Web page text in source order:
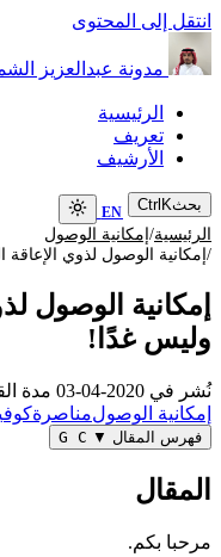
إلى المحتوى
مدونة عبدالعزيز
الرئيسية
تعريف
الأرشيف
بحث CtrlK
EN
/إمكانية الوصول
الوصول لذوي الإعاقة
الوصول
غدًا!
في2020-04-03 مدة
الوصولمناصرةكوفيد
فهرس المقال ▼
G C
بكم.